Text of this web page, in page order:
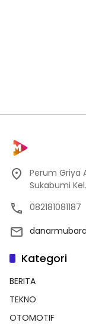
Perum Griya
Sukabumi
082181081187
Kategori
BERITA
TEKNO
OTOMOTIF